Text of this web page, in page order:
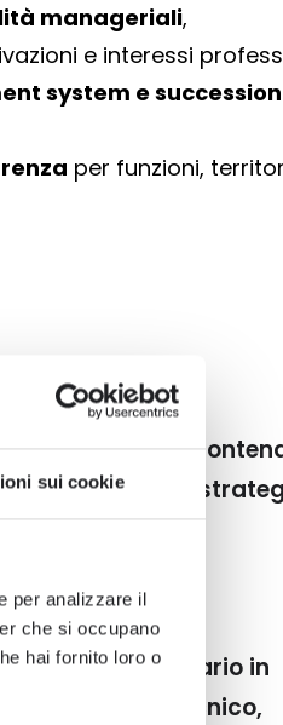
sui cookie
per analizzare il
che si occupano
hai fornito loro o
manageriali,
e interessi
system e succession
per funzioni,
per i reparti
Socio-Sanitario in
tecnico,